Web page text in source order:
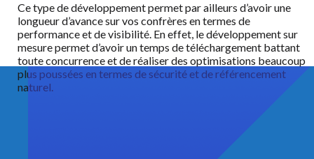
Ce type de développement permet par ailleurs d’avoir une
longueur d’avance sur vos confrères en termes de
performance et de visibilité. En effet, le développement sur
mesure permet d’avoir un temps de téléchargement battant
toute concurrence et de réaliser des optimisations beaucoup
plus poussées en termes de sécurité et de référencement
naturel.